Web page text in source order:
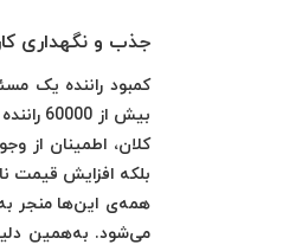
جذب و نگهداری
بیش
کلان، اطمینان از
بلکه افزایش قیمت‌
همه‌ی این‌ها منجر
می‌شود. به‌همین